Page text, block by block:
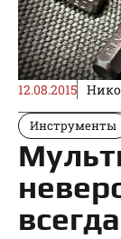
12.08.2015
Инструменты